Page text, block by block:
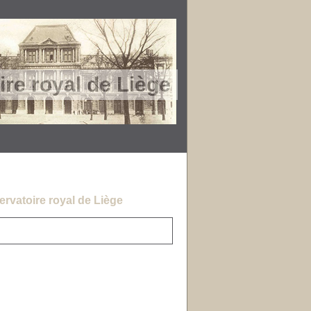
royal de Liège
royal de Liège